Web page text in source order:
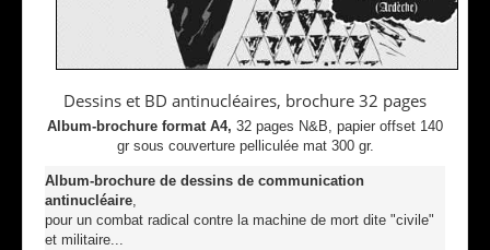
Dessins et BD antinucléaires, brochure 32 pages
Album-brochure format A4, 32 pages N&B, papier offset 140
gr sous couverture pelliculée mat 300 gr.
Album-brochure de dessins de communication
antinucléaire,
pour un combat radical contre la machine de mort dite "civile"
et militaire...